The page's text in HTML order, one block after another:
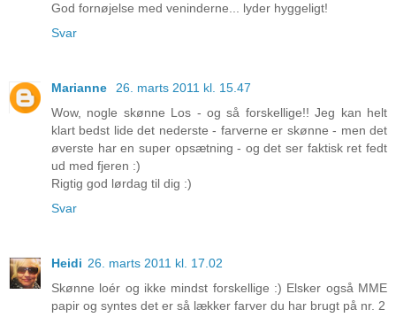
God fornøjelse med veninderne... lyder hyggeligt!
Svar
Marianne
26. marts 2011 kl. 15.47
Wow, nogle skønne Los - og så forskellige!! Jeg kan helt
klart bedst lide det nederste - farverne er skønne - men det
øverste har en super opsætning - og det ser faktisk ret fedt
ud med fjeren :)
Rigtig god lørdag til dig :)
Svar
Heidi 26. marts 2011 kl. 17.02
Skønne loér og ikke mindst forskellige :) Elsker også MME
papir og syntes det er så lækker farver du har brugt på nr. 2